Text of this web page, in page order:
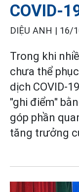
COVID-
DIỆU ANH | 16/
Trong khi
chưa thể
dịch COVID-
"ghi điểm"
góp phần
tăng trưởng